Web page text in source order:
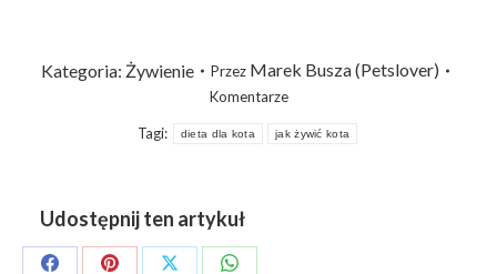
Kategoria: Żywienie Przez Marek Busza (Petslover)
Komentarze
Tagi: dieta dla kota jak żywić kota
Udostępnij ten artykuł